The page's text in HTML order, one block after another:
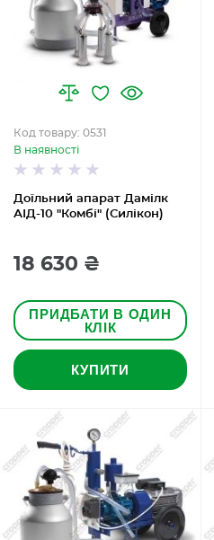
Доїльний апарат Дамілк
АІД-10 "Комбі" (Силікон)
Код товару: 0531
В наявності
18 630 ₴
ПРИДБАТИ В ОДИН
КЛІК
КУПИТИ